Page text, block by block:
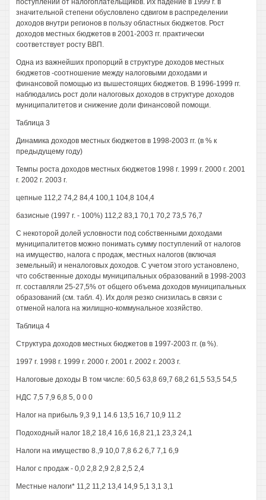
поступлений от налогоплательщиков. Их падение в 1999 г. в
значительной степени обусловлено сдвигом в распределении
доходов внутри регионов в пользу областных бюджетов. Рост
доходов местных бюджетов в 2001-2003 гг. практически
соответствует росту ВВП.
Одна из важнейших пропорций в структуре доходов местных
бюджетов -соотношение между налоговыми доходами и
финансовой помощью из вышестоящих бюджетов. В 1996-1999 гг.
наблюдались рост доли налоговых доходов в структуре доходов
муниципалитетов и снижение доли финансовой помощи.
Таблица 3
Динамика доходов местных бюджетов в 1998-2003 гг. (в % к
предыдущему году)
Темпы роста доходов местных бюджетов 1998 г. 1999 г. 2000 г. 2001
г. 2002 г. 2003 г.
цепные 112,2 74,2 84,4 100,1 104,8 104,4
базисные (1997 г. - 100%) 112,2 83,1 70,1 70,2 73,5 76,7
С некоторой долей условности под собственными доходами
муниципалитетов можно понимать сумму поступлений от налогов
на имущество, налога с продаж, местных налогов (включая
земельный) и неналоговых доходов. С учетом этого установлено,
что собственные доходы муниципальных образований в 1998-2003
гг. составляли 25-27,5% от общего объема доходов муниципальных
образований (см. табл. 4). Их доля резко снизилась в связи с
отменой налога на жилищно-коммунальное хозяйство.
Таблица 4
Структура доходов местных бюджетов в 1997-2003 гг. (в %).
1997 г. 1998 г. 1999 г. 2000 г. 2001 г. 2002 г. 2003 г.
Налоговые доходы В том числе: 60,5 63,8 69,7 68,2 61,5 53,5 54,5
НДС 7,5 7,9 6,8 5, 0 0 0
Налог на прибыль 9,3 9,1 14.6 13,5 16,7 10,9 11.2
Подоходный налог 18,2 18,4 16,6 16,8 21,1 23,3 24,1
Налоги на имущество 8.,9 10,0 7,8 6.2 6,7 7,1 6,9
Налог с продаж - 0,0 2,8 2,9 2,8 2,5 2,4
Местные налоги* 11,2 11,2 13,4 14,9 5,1 3,1 3,1